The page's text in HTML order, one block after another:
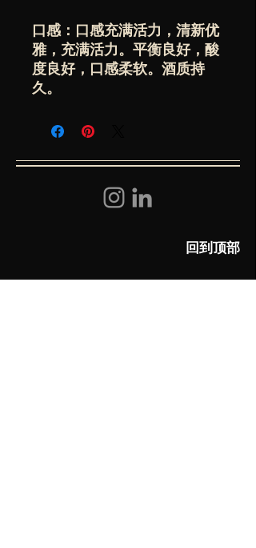
口感：口感充满活力，清新优
雅，充满活力。平衡良好，酸
度良好，口感柔软。酒质持
久。
回到顶部